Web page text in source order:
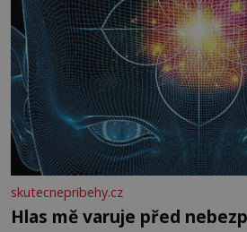
skutecnepribehy.cz
Hlas mě varuje před